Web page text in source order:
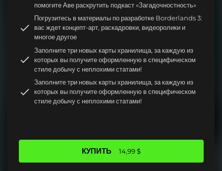
помогите Аве раскрутить подкаст «Загадочностность»
Погрузитесь в материалы по разработке Borderlands 3:
вас ждет концепт-арт, раскадровки, видеоролики и
многое другое
Заполните три новых карты хранилища, за каждую из
которых вы получите оформленную в специфическом
стиле добычу с неплохими статами!
Заполните три новых карты хранилища, за каждую из
которых вы получите оформленную в специфическом
стиле добычу с неплохими статами!
КУПИТЬ 14,99 $